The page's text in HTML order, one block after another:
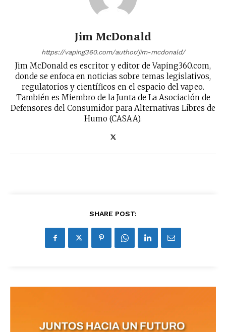
últimas noticias
Suscríbete a nuestro boletín diario y
reducción de daños en tu correo
electrónico.
Subscribe to our daily clipping and
receive all the news of vaping and
tobacco harm reduction in your email.
Jim McDonald
https://vaping360.com/author/jim-mcdonald/
Jim McDonald es escritor y editor de Vaping360.com,
donde se enfoca en noticias sobre temas legislativos,
regulatorios y científicos en el espacio del vapeo.
También es Miembro de la Junta de La Asociación de
Defensores del Consumidor para Alternativas Libres de
Humo (CASAA).
SHARE POST: